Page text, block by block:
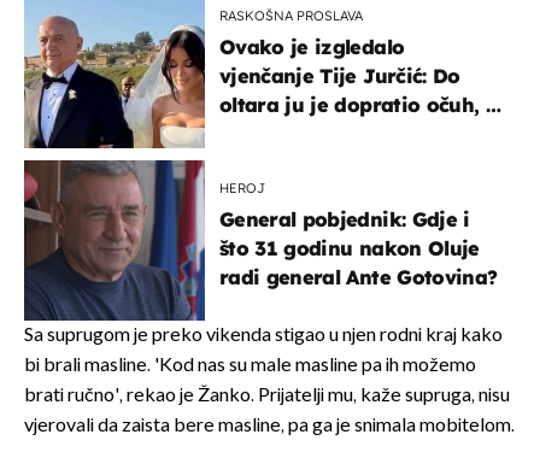
RASKOŠNA PROSLAVA
Ovako je izgledalo
vjenčanje Tije Jurčić: Do
oltara ju je dopratio očuh, a
HEROJ
General pobjednik: Gdje i
što 31 godinu nakon Oluje
radi general Ante Gotovina?
Sa suprugom je preko vikenda stigao u njen rodni kraj kako
bi brali masline. 'Kod nas su male masline pa ih možemo
brati ručno', rekao je Žanko. Prijatelji mu, kaže supruga, nisu
vjerovali da zaista bere masline, pa ga je snimala mobitelom.